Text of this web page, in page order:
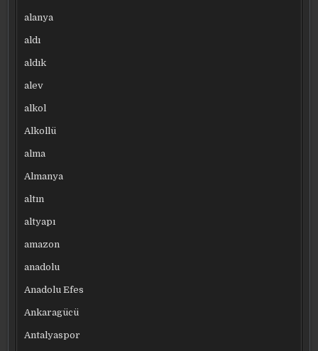
alanya
aldı
aldık
alev
alkol
Alkollü
alma
Almanya
altın
altyapı
amazon
anadolu
Anadolu Efes
Ankaragücü
Antalyaspor